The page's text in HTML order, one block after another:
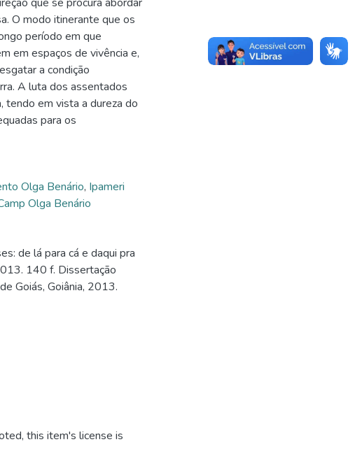
O modo itinerante que os
período em que
em espaços de vivência e,
a condição
A luta dos assentados
tendo em vista a dureza do
para os
Olga Benário, Ipameri
Olga Benário
de lá para cá e daqui pra
140 f. Dissertação
Goiás, Goiânia, 2013.
this item's license is